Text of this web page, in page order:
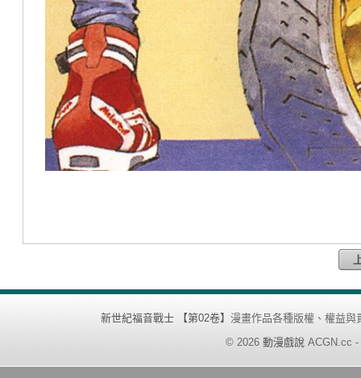
新世紀福音戰士 【第02卷】漫畫作品各種版權、權益與
© 2026 動漫戲說 ACGN.cc